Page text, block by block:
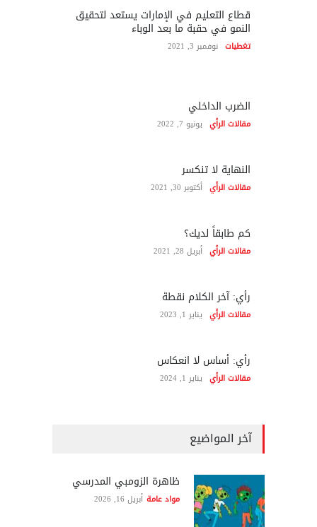
قطاع التعليم في الإمارات يستعد لتحقيق
النمو في حقبة ما بعد الوباء
تغطيات نوفمبر 3, 2021
الضرب الداخلي
مقالات الرأي يونيو 7, 2022
النهاية لا تنكسر
مقالات الرأي أكتوبر 30, 2021
كم طابقاً لديك؟
مقالات الرأي أبريل 28, 2021
رأي: آخر الكلام نقطة
مقالات الرأي يناير 1, 2023
رأي: أساس لا انعكاس
مقالات الرأي يناير 1, 2024
آخر المواضيع
ظاهرة الزومبي المدرسي
مواد عامة أبريل 16, 2026